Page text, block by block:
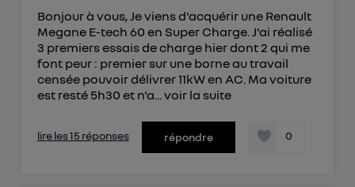
Bonjour à vous, Je viens d'acquérir une Renault
Megane E-tech 60 en Super Charge. J'ai réalisé
3 premiers essais de charge hier dont 2 qui me
font peur : premier sur une borne au travail
censée pouvoir délivrer 11kW en AC. Ma voiture
est resté 5h30 et n'a... voir la suite
lire les 15 réponses répondre 0
télécom basé sur votre adresse IP et une référence
de votre contrat internet (ex : votre numéro de
téléphone).
L'identifiant est associé à votre connexion
internet. Ainsi, toutes les personnes utilisant la
attribuer le même identifiant. En général :